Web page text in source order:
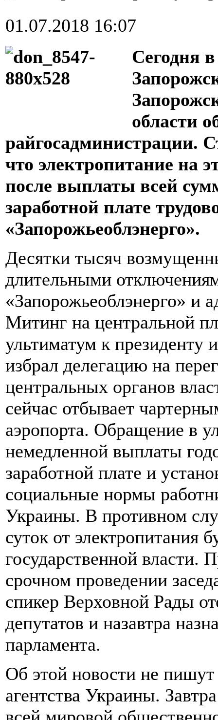
01.07.2018 16:07
Сегодня
области
райгосадминистрации.
что электропитание на
после выплаты всей
заработной плате
«Запорожьеоблэнерго».
Десятки тысяч
длительными
«Запорожьеоблэнерго» и
Митинг на центральной
ультиматум к президенту
избрал делегацию на
центральных органов
сейчас отбывает
аэропорта. Обращение в
немедленной выплаты
заработной плате и
социальные нормы
Украины. В противном
суток от электропитания
государственной власти.
срочном проведении
спикер Верховной Рады
депутатов и назавтра
парламента.
Об этой новости не
агентства Украины.